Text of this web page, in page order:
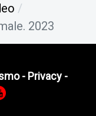
2023
- Privacy -